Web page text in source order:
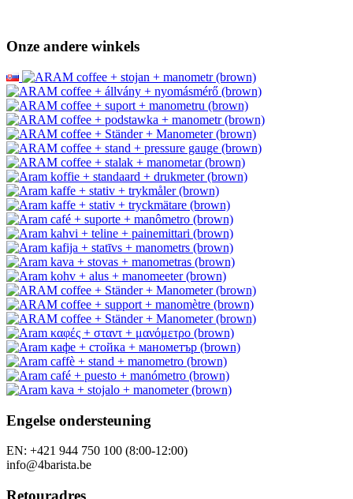
Onze andere winkels
Engelse ondersteuning
EN: +421 944 750 100 (8:00-12:00)
info@4barista.be
Retouradres